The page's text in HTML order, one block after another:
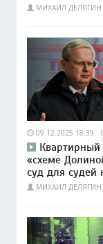
МИХАИЛ ДЕЛЯГИН
09.12.2025 18:39
«схеме
суд для судей
МИХАИЛ ДЕЛЯГИН